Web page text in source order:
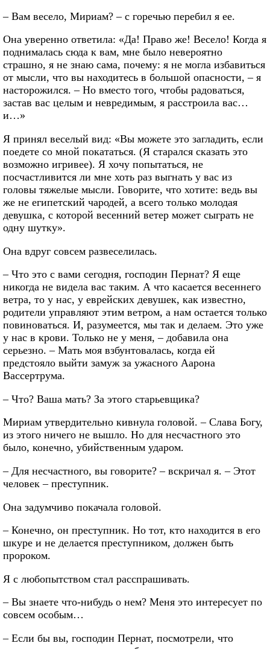
– Вам весело, Мириам? – с горечью перебил я ее.
Она уверенно ответила: «Да! Право же! Весело! Когда я
поднималась сюда к вам, мне было невероятно
страшно, я не знаю сама, почему: я не могла избавиться
от мысли, что вы находитесь в большой опасности, – я
насторожился. – Но вместо того, чтобы радоваться,
застав вас целым и невредимым, я расстроила вас…
и…»
Я принял веселый вид: «Вы можете это загладить, если
поедете со мной покататься. (Я старался сказать это
возможно игривее). Я хочу попытаться, не
посчастливится ли мне хоть раз выгнать у вас из
головы тяжелые мысли. Говорите, что хотите: ведь вы
же не египетский чародей, а всего только молодая
девушка, с которой весенний ветер может сыграть не
одну шутку».
Она вдруг совсем развеселилась.
– Что это с вами сегодня, господин Пернат? Я еще
никогда не видела вас таким. А что касается весеннего
ветра, то у нас, у еврейских девушек, как известно,
родители управляют этим ветром, а нам остается только
повиноваться. И, разумеется, мы так и делаем. Это уже
у нас в крови. Только не у меня, – добавила она
серьезно. – Мать моя взбунтовалась, когда ей
предстояло выйти замуж за ужасного Аарона
Вассертрума.
– Что? Ваша мать? За этого старьевщика?
Мириам утвердительно кивнула головой. – Слава Богу,
из этого ничего не вышло. Но для несчастного это
было, конечно, убийственным ударом.
– Для несчастного, вы говорите? – вскричал я. – Этот
человек – преступник.
Она задумчиво покачала головой.
– Конечно, он преступник. Но тот, кто находится в его
шкуре и не делается преступником, должен быть
пророком.
Я с любопытством стал расспрашивать.
– Вы знаете что-нибудь о нем? Меня это интересует по
совсем особым…
– Если бы вы, господин Пернат, посмотрели, что